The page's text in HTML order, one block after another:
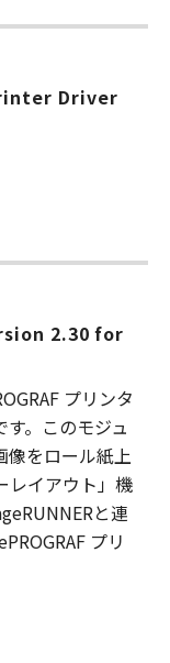
Driver
2.30 for
プリンタ
。このモジュ
像をロール紙上
レイアウト」機
と連
プリ